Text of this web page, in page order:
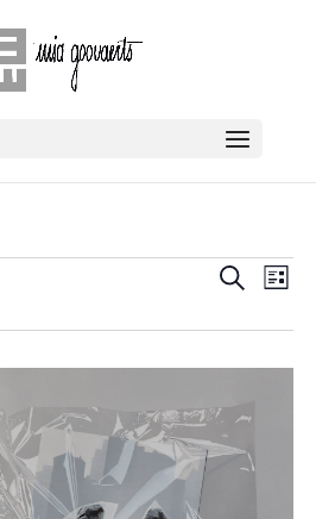
en
Zoeken
Lijst